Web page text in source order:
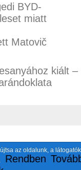
BYD-
miatt
Matovič
kiált –
az oldalunk, a látogatók
Rendben